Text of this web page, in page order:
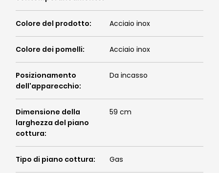
Colore del prodotto: Acciaio inox
Colore dei pomelli: Acciaio inox
Posizionamento
dell'apparecchio:
Da incasso
Dimensione della
larghezza del piano
cottura:
59 cm
Tipo di piano cottura: Gas